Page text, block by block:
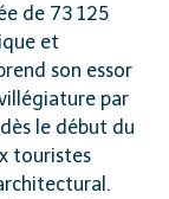
de 73 125
et
son essor
par
le début du
touristes